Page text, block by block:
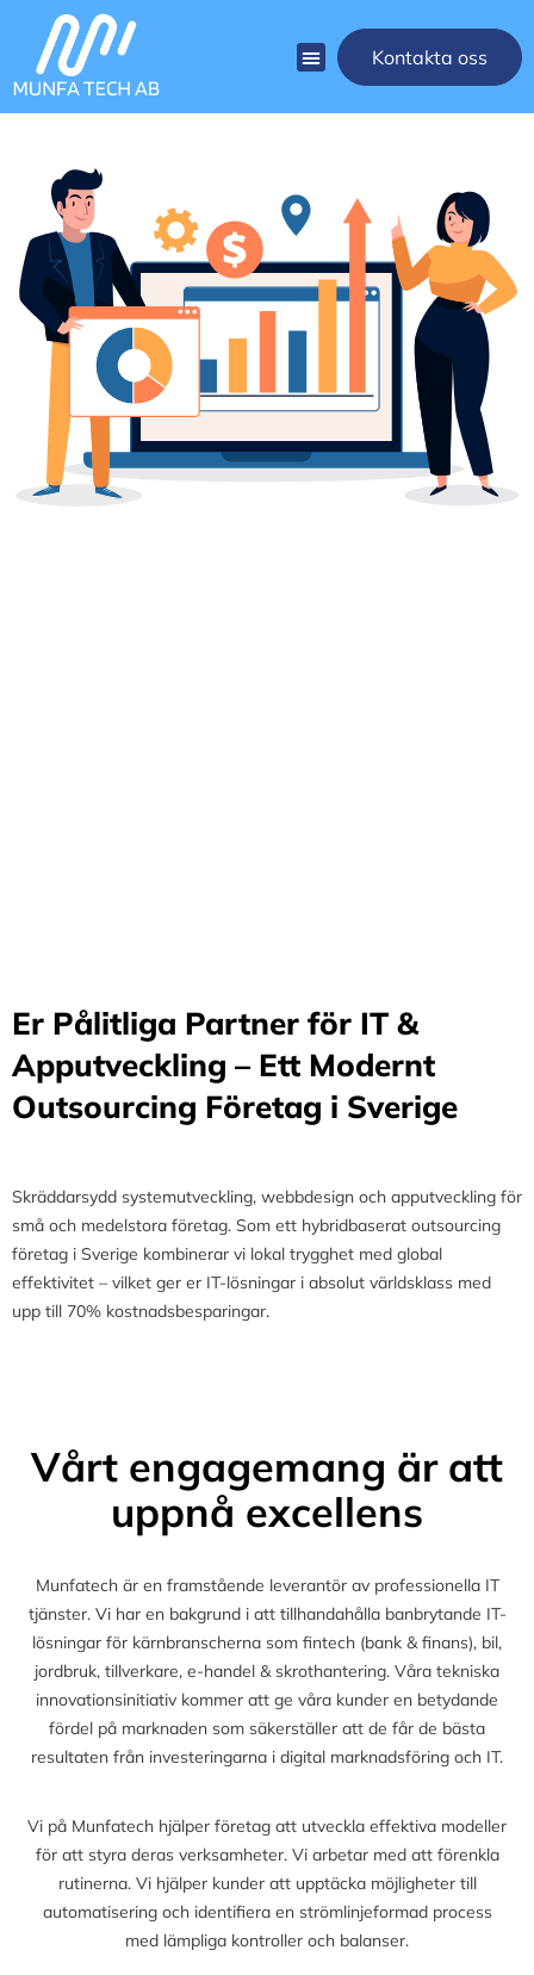
Kontakta oss
Er Pålitliga Partner för IT &
Apputveckling – Ett Modernt
Outsourcing Företag i Sverige
Skräddarsydd systemutveckling, webbdesign och apputveckling för
små och medelstora företag. Som ett hybridbaserat outsourcing
företag i Sverige kombinerar vi lokal trygghet med global
effektivitet – vilket ger er IT-lösningar i absolut världsklass med
upp till 70% kostnadsbesparingar.
Vårt engagemang är att
uppnå excellens
Munfatech är en framstående leverantör av professionella IT
tjänster. Vi har en bakgrund i att tillhandahålla banbrytande IT-
lösningar för kärnbranscherna som fintech (bank & finans), bil,
jordbruk, tillverkare, e-handel & skrothantering. Våra tekniska
innovationsinitiativ kommer att ge våra kunder en betydande
fördel på marknaden som säkerställer att de får de bästa
resultaten från investeringarna i digital marknadsföring och IT.
Vi på Munfatech hjälper företag att utveckla effektiva modeller
för att styra deras verksamheter. Vi arbetar med att förenkla
rutinerna. Vi hjälper kunder att upptäcka möjligheter till
automatisering och identifiera en strömlinjeformad process
med lämpliga kontroller och balanser.